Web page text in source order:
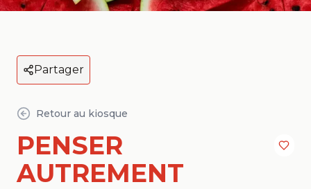
Partager
Retour au kiosque
PENSER
AUTREMENT